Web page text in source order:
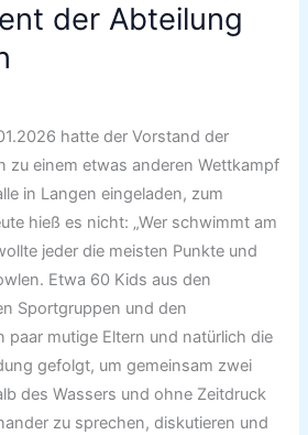
der Abteilung
hatte der Vorstand der
zu einem etwas anderen Wettkampf
in Langen eingeladen, zum
hieß es nicht: „Wer schwimmt am
jeder die meisten Punkte und
Etwa 60 Kids aus den
Sportgruppen und den
paar mutige Eltern und natürlich die
gefolgt, um gemeinsam zwei
des Wassers und ohne Zeitdruck
zu sprechen, diskutieren und